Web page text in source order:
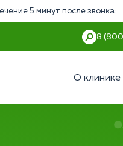
5 минут после звонка:
8
О клинике